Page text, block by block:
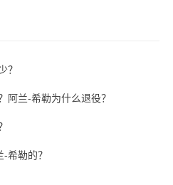
？
阿兰-希勒为什么退役？
希勒的？